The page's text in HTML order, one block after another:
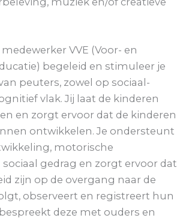
VVE (Voor- en
begeleid en stimuleer je
peuters, zowel op sociaal-
vlak. Jij laat de kinderen
en zorgt ervoor dat de kinderen
ontwikkelen. Je ondersteunt
motorische
gedrag en zorgt ervoor dat
zijn op de overgang naar de
observeert en registreert hun
deze met ouders en